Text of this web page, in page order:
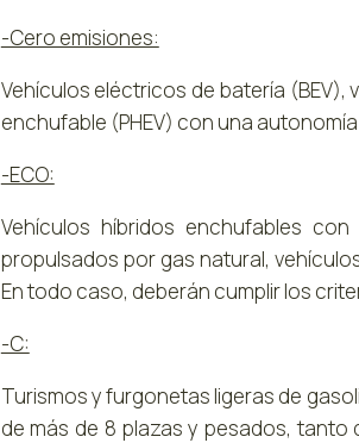
-Cero emisiones:
Vehículos eléctricos de batería
enchufable (PHEV) con una
-ECO:
Vehículos híbridos enchufables
propulsados por gas natural,
En todo caso, deberán cumplir los
-C:
Turismos y furgonetas ligeras de
de más de 8 plazas y pesados, tanto